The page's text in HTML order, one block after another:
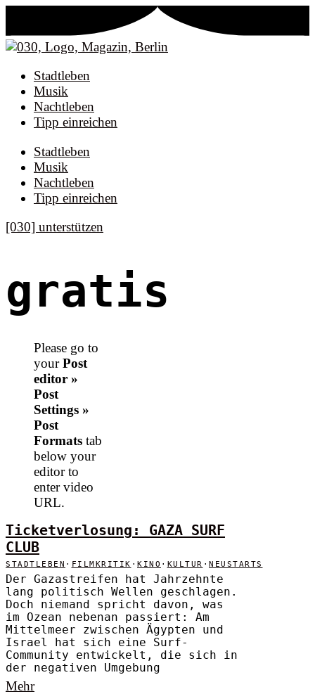
Stadtleben
Musik
Nachtleben
Tipp einreichen
Stadtleben
Musik
Nachtleben
Tipp einreichen
[030] unterstützen
gratis
Please go to
yourPost
editor »
Post
Settings »
Post
Formats tab
below your
editor to
enter video
URL.
Ticketverlosung: GAZA SURF
CLUB
STADTLEBEN · FILMKRITIK · KINO · KULTUR · NEUSTARTS
Der Gazastreifen hat Jahrzehnte
lang politisch Wellen geschlagen.
Doch niemand spricht davon, was
im Ozean nebenan passiert: Am
Mittelmeer zwischen Ägypten und
Israel hat sich eine Surf-
Community entwickelt, die sich in
der negativen Umgebung
Mehr